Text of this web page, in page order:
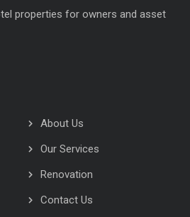
properties for owners and asset
About Us
Our Services
Renovation
Contact Us